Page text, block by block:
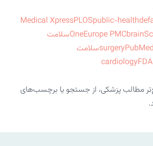
Medical XpressPLOSpublic-health
OneEurope PMCbrain
سلامت
surgeryPubMed
سلامت
cardiologyFDA
مطالب پزشکی، از جستجو یا برچسب‌های